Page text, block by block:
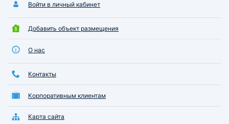
Войти в личный кабинет
Добавить объект размещения
О нас
Контакты
Корпоративным клиентам
Карта сайта